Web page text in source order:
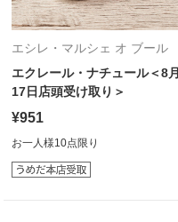
エシレ・マルシェ オ ブール
エクレール・ナチュール＜8月
17日店頭受け取り＞
¥951
お一人様10点限り